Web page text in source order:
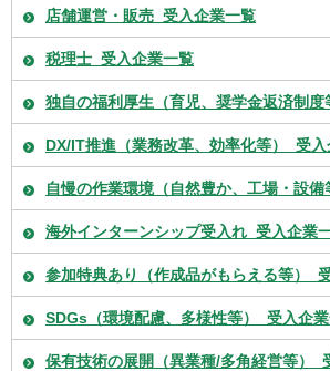
店舗運営・販売_受入企業一覧
税理士_受入企業一覧
独自の福利厚生（育児、奨学金返済制
DX/IT推進（業務改革、効率化等）_受
自慢の作業環境（自然豊か、工場・設
海外インターンシップ受入れ_受入企業
参加特典あり（作成品がもらえる等）_
SDGs（環境配慮、多様性等）_受入企
保有技術の展開（異業種/多角経営等）_